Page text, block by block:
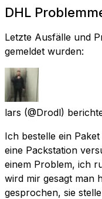
DHL
Letzte Ausfälle und
gemeldet wurden:
lars (@Drodl)
Ich bestelle ein
eine Packstation
einem Problem, ich
wird mir gesagt man
gesprochen, sie